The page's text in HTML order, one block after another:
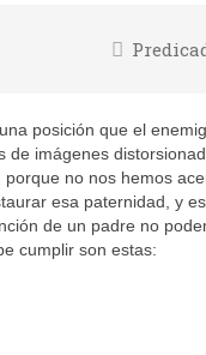
posición que el
de imágenes
no nos hemos
esa paternidad, y
de un padre no
cumplir son estas: